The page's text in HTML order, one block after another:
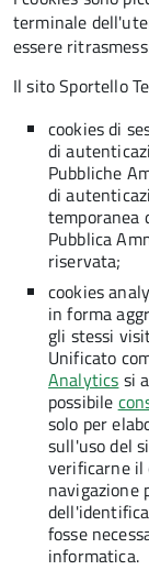
terminale
essere
Il sito Sportello
cookies di
di
Pubbliche
di
temporanea
Pubblica
riservata;
cookies
in forma
gli stessi
Unificato
Analytics si
possibile
solo per
sull'uso del
verificarne
navigazione
fosse
informatica.